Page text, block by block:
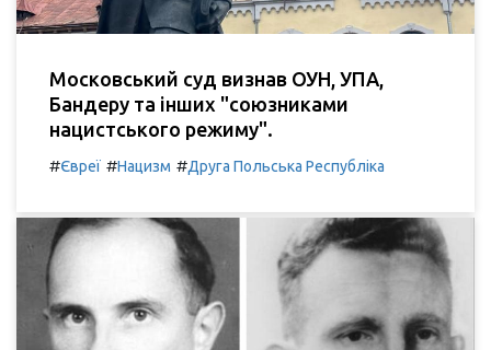
Московський суд визнав ОУН, УПА,
Бандеру та інших "союзниками
нацистського режиму".
#Євреї #Нацизм #Друга Польська Республіка